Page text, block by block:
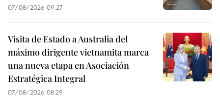
07/08/2026 09:27
Visita de Estado a Australia del
máximo dirigente vietnamita marca
una nueva etapa en Asociación
Estratégica Integral
07/08/2026 08:29